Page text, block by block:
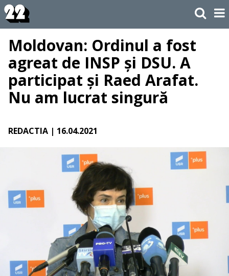
Moldovan: Ordinul a fost
agreat de INSP și DSU. A
participat și Raed Arafat.
Nu am lucrat singură
REDACTIA | 16.04.2021